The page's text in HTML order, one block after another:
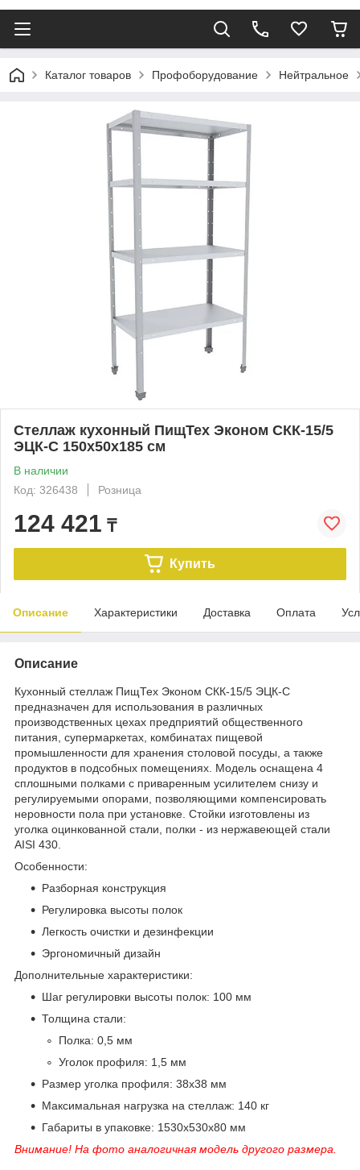
Каталог товаров Профоборудование Нейтральное
Стеллаж кухонный ПищТех Эконом СКК-15/5
ЭЦК-С 150х50х185 см
В наличии
Код: 326438
Розница
124 421 ₸
Купить
Описание Характеристики Доставка Оплата
Описание
Кухонный стеллаж ПищТех Эконом СКК-15/5 ЭЦК-С
предназначен для использования в различных
производственных цехах предприятий общественного
питания, супермаркетах, комбинатах пищевой
промышленности для хранения столовой посуды, а также
продуктов в подсобных помещениях. Модель оснащена 4
сплошными полками с приваренным усилителем снизу и
регулируемыми опорами, позволяющими компенсировать
неровности пола при установке. Стойки изготовлены из
уголка оцинкованной стали, полки - из нержавеющей стали
AISI 430.
Особенности:
Разборная конструкция
Регулировка высоты полок
Легкость очистки и дезинфекции
Эргономичный дизайн
Дополнительные характеристики:
Шаг регулировки высоты полок: 100 мм
Толщина стали:
Полка: 0,5 мм
Уголок профиля: 1,5 мм
Размер уголка профиля: 38х38 мм
Максимальная нагрузка на стеллаж: 140 кг
Габариты в упаковке: 1530х530х80 мм
Внимание! На фото аналогичная модель другого размера.